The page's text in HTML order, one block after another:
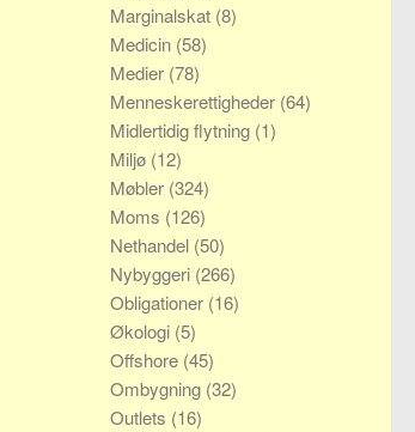
Marginalskat (8)
Medicin (58)
Medier (78)
Menneskerettigheder (64)
Midlertidig flytning (1)
Miljø (12)
Møbler (324)
Moms (126)
Nethandel (50)
Nybyggeri (266)
Obligationer (16)
Økologi (5)
Offshore (45)
Ombygning (32)
Outlets (16)